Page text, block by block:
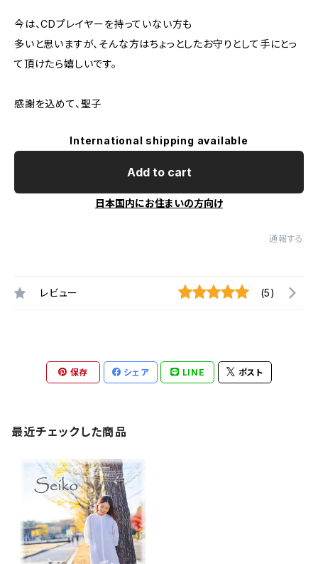
今は、CDプレイヤーを持っていない方も
多いと思いますが、そんな方はちょっとしたお守りとして手にとっ
て頂けたら嬉しいです。
感謝を込めて、聖子
International shipping available
Add to cart
日本国内にお住まいの方向け
通報する
レビュー (5)
保存 シェア LINE ポスト
最近チェックした商品